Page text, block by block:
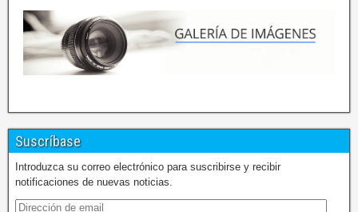
Suscríbase
Introduzca su correo electrónico para suscribirse y recibir
notificaciones de nuevas noticias.